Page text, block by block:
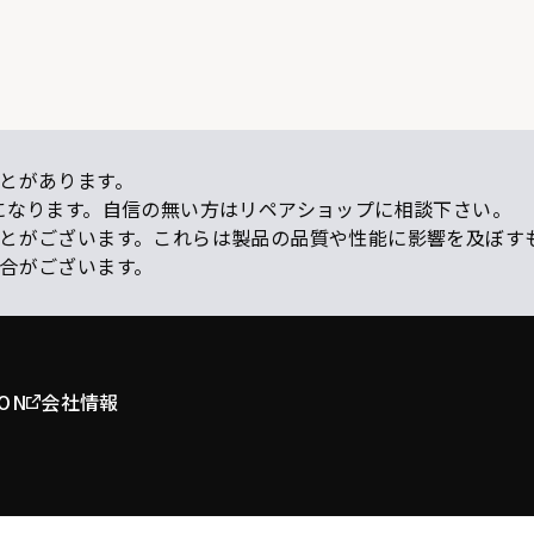
あります。
ます。自信の無い方はリペアショップに相談下さい。
ございます。これらは製品の品質や性能に影響を及ぼす
ございます。
会社情報